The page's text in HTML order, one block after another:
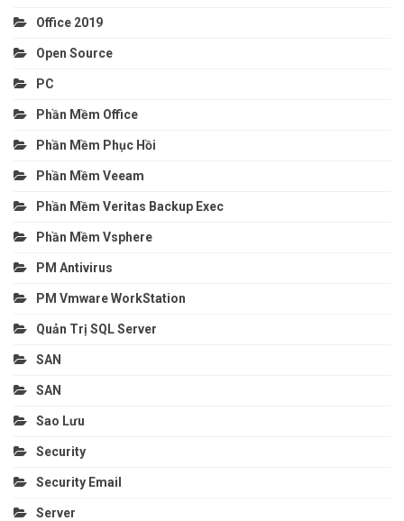
Office 2019
Open Source
PC
Phần Mềm Office
Phần Mềm Phục Hồi
Phần Mềm Veeam
Phần Mềm Veritas Backup Exec
Phần Mềm Vsphere
PM Antivirus
PM Vmware WorkStation
Quản Trị SQL Server
SAN
SAN
Sao Lưu
Security
Security Email
Server